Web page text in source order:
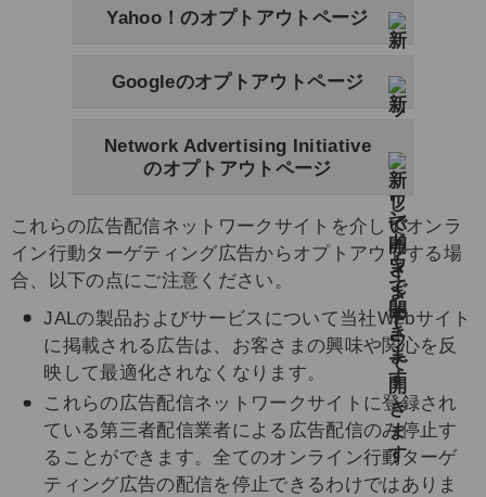
Yahoo！のオプトアウトページ
Googleのオプトアウトページ
Network Advertising Initiative
のオプトアウトページ
これらの広告配信ネットワークサイトを介してオンラ
イン行動ターゲティング広告からオプトアウトする場
合、以下の点にご注意ください。
JALの製品およびサービスについて当社Webサイト
に掲載される広告は、お客さまの興味や関心を反
映して最適化されなくなります。
これらの広告配信ネットワークサイトに登録され
ている第三者配信業者による広告配信のみ停止す
ることができます。全てのオンライン行動ターゲ
ティング広告の配信を停止できるわけではありま